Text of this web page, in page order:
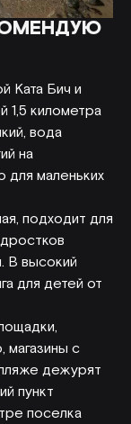
Ката Бич и
1,5 километра
вода
на
для маленьких
подходит для
В высокий
для детей от
с
дежурят
пункт
поселка